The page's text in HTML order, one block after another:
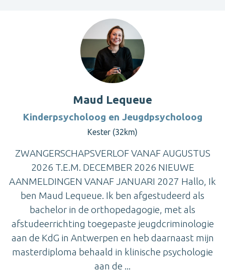
Maud Lequeue
Kinderpsycholoog en Jeugdpsycholoog
Kester (32km)
ZWANGERSCHAPSVERLOF VANAF AUGUSTUS
2026 T.E.M. DECEMBER 2026 NIEUWE
AANMELDINGEN VANAF JANUARI 2027 Hallo, Ik
ben Maud Lequeue. Ik ben afgestudeerd als
bachelor in de orthopedagogie, met als
afstudeerrichting toegepaste jeugdcriminologie
aan de KdG in Antwerpen en heb daarnaast mijn
masterdiploma behaald in klinische psychologie
aan de ...